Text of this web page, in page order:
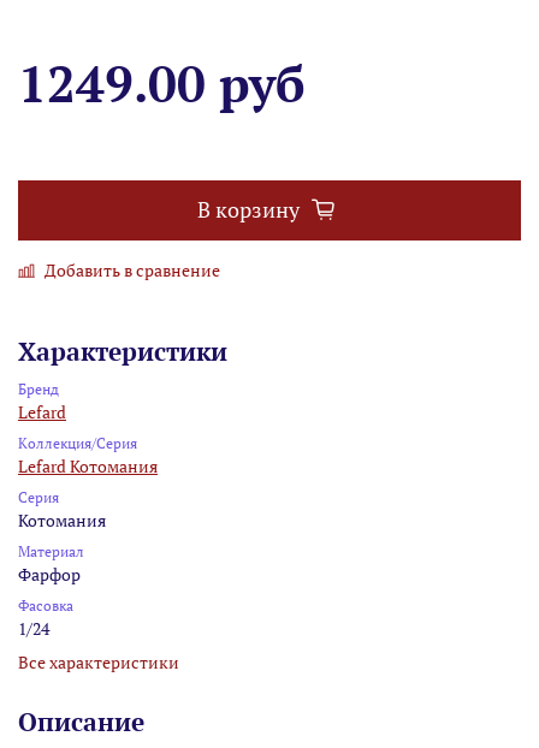
1249.00 руб
В корзину
Добавить в сравнение
Характеристики
Бренд
Lefard
Коллекция/Серия
Lefard Котомания
Серия
Котомания
Материал
Фарфор
Фасовка
1/24
Все характеристики
Описание